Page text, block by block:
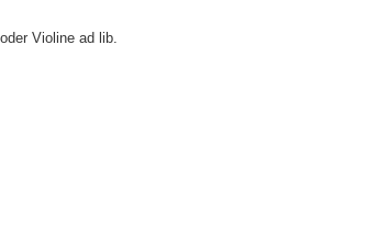
Violine ad lib.